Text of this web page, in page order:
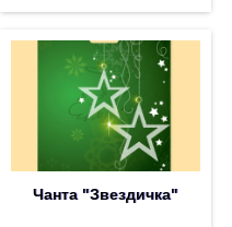
Чанта "Звездичка"